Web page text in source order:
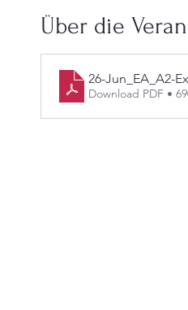
Über die
26-Jun_EA_A2-
Download PDF •